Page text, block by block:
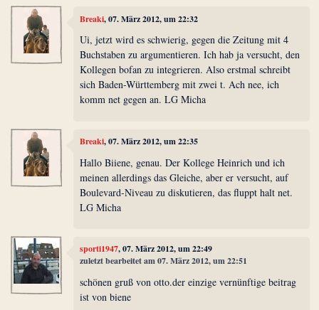
Breaki, 07. März 2012, um 22:32
Ui, jetzt wird es schwierig, gegen die Zeitung mit 4
Buchstaben zu argumentieren. Ich hab ja versucht, den
Kollegen bofan zu integrieren. Also erstmal schreibt
sich Baden-Württemberg mit zwei t. Ach nee, ich
komm net gegen an. LG Micha
Breaki, 07. März 2012, um 22:35
Hallo Biiene, genau. Der Kollege Heinrich und ich
meinen allerdings das Gleiche, aber er versucht, auf
Boulevard-Niveau zu diskutieren, das fluppt halt net.
LG Micha
sporti1947, 07. März 2012, um 22:49
zuletzt bearbeitet am 07. März 2012, um 22:51
schönen gruß von otto.der einzige vernünftige beitrag
ist von biene